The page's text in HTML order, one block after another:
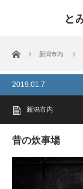
と
ホーム 新潟市内
2019.01.7
新潟市内
昔の炊事場